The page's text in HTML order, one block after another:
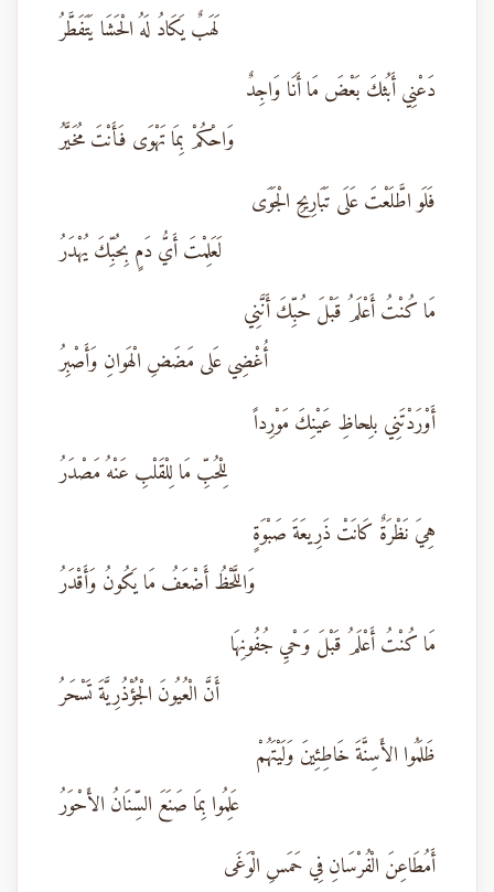
لَهَبٌ يَكَادُ لَهُ الْحَشَا يَتَفَطَّرُ
دَعْنِي أَبُثكَ بَعْضَ مَا أَنَا وَاجِدٌ
وَاحْكُمْ بِمَا تَهْوَى فَأَنْتَ مُخَيَّرُ
فَلَو اطَّلَعْتَ عَلَى تَبَارِيحِ الْجَوَى
لَعَلِمْتَ أَيُّ دَمٍ بِحُبِّكَ يُهْدَرُ
مَا كُنْتُ أَعْلَمُ قَبْلَ حُبِّكَ أَنَّنِي
أُغْضِي عَلى مَضَضِ الْهَوانِ وَأَصْبِرُ
أَوْرَدْتَنِي بلِحاظِ عَيْنِكَ مَوْرِداً
لِلْحُبِّ مَا لِلْقَلْبِ عَنْهُ مَصْدَرُ
هِيَ نَظْرَةٌ كَانَتْ ذَرِيعَةَ صَبْوَةٍ
وَاللَّحْظُ أَضْعَفُ مَا يَكُونُ وَأَقْدَرُ
مَا كُنْتُ أَعْلَمُ قَبْلَ وَحْيِ جُفُونِهَا
أَنَّ الْعُيُونَ الْجُؤْذُرِيَّةَ تَسْحَرُ
ظَلَمُوا الأَسِنَّةَ خَاطِئِينَ وَلَيْتَهُمْ
عَلِمُوا بِمَا صَنَعَ السِّنَانُ الأَحْوَرُ
أَمُطَاعِنَ الْفُرْسَانِ فِي حَمَسِ الْوَغَى